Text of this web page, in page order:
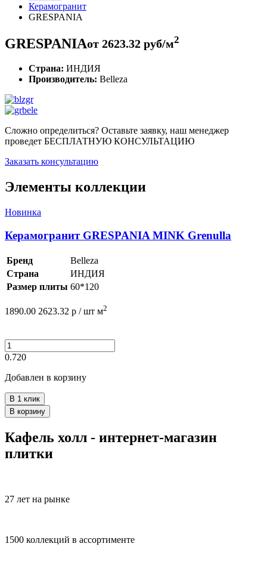
Керамогранит
GRESPANIA
GRESPANIAот 2623.32 руб/м2
Страна: ИНДИЯ
Производитель: Belleza
Сложно определиться? Оставьте заявку, наш менеджер
проведет БЕСПЛАТНУЮ КОНСУЛЬТАЦИЮ
Заказать консультацию
Элементы коллекции
Новинка
Керамогранит GRESPANIA MINK Grenulla
Бренд
Belleza
Страна
ИНДИЯ
Размер плиты 60*120
1890.00 2623.32 р / шт м2
0.720
Добавлен в корзину
В 1 клик
В корзину
Кафель холл - интернет-магазин
плитки
27 лет на рынке
1500 коллекций в ассортименте